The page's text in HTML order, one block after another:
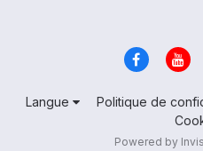
Langue Politique de
Powered by